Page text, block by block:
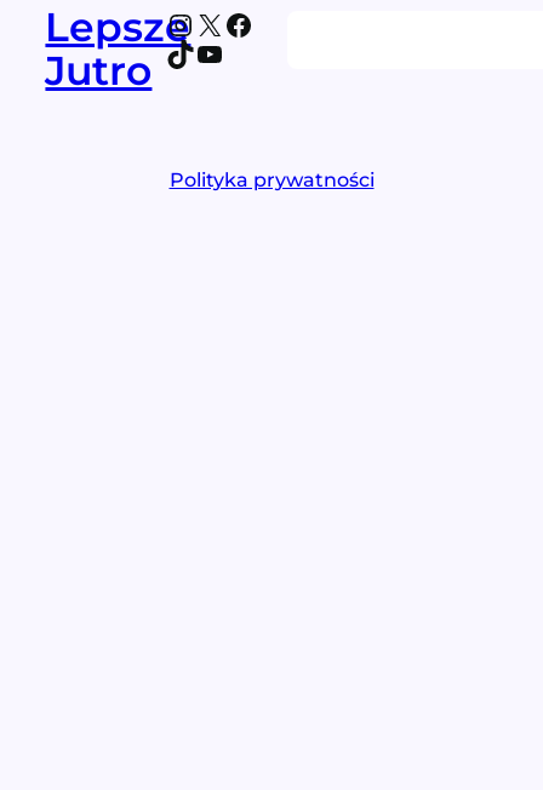
Lepsze
Jutro
Instagram
X Facebook
TikTok
YouTube
Polityka prywatności